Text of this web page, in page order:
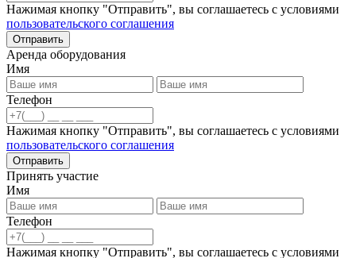
Нажимая кнопку "Отправить", вы соглашаетесь с условиями
пользовательского соглашения
Отправить
Аренда оборудования
Имя
Телефон
Нажимая кнопку "Отправить", вы соглашаетесь с условиями
пользовательского соглашения
Отправить
Принять участие
Имя
Телефон
Нажимая кнопку "Отправить", вы соглашаетесь с условиями